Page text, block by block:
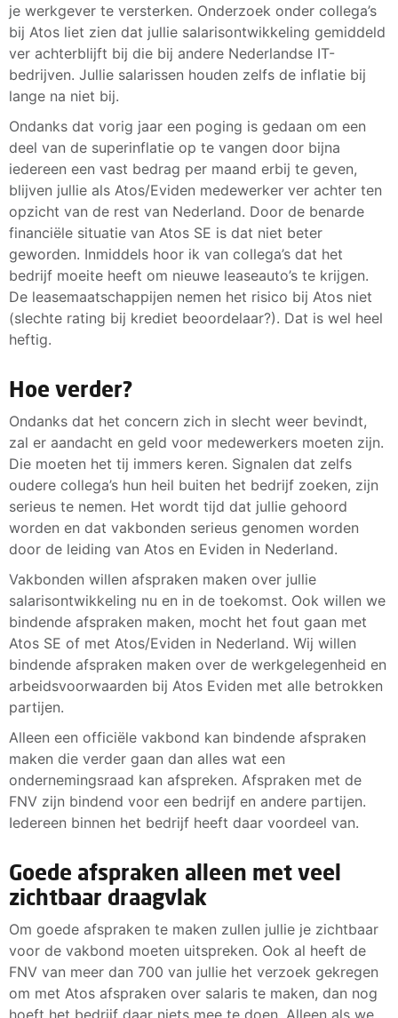
je werkgever te versterken. Onderzoek onder collega’s
bij Atos liet zien dat jullie salarisontwikkeling gemiddeld
ver achterblijft bij die bij andere Nederlandse IT-
bedrijven. Jullie salarissen houden zelfs de inflatie bij
lange na niet bij.
Ondanks dat vorig jaar een poging is gedaan om een
deel van de superinflatie op te vangen door bijna
iedereen een vast bedrag per maand erbij te geven,
blijven jullie als Atos/Eviden medewerker ver achter ten
opzicht van de rest van Nederland. Door de benarde
financiële situatie van Atos SE is dat niet beter
geworden. Inmiddels hoor ik van collega’s dat het
bedrijf moeite heeft om nieuwe leaseauto’s te krijgen.
De leasemaatschappijen nemen het risico bij Atos niet
(slechte rating bij krediet beoordelaar?). Dat is wel heel
heftig.
Hoe verder?
Ondanks dat het concern zich in slecht weer bevindt,
zal er aandacht en geld voor medewerkers moeten zijn.
Die moeten het tij immers keren. Signalen dat zelfs
oudere collega’s hun heil buiten het bedrijf zoeken, zijn
serieus te nemen. Het wordt tijd dat jullie gehoord
worden en dat vakbonden serieus genomen worden
door de leiding van Atos en Eviden in Nederland.
Vakbonden willen afspraken maken over jullie
salarisontwikkeling nu en in de toekomst. Ook willen we
bindende afspraken maken, mocht het fout gaan met
Atos SE of met Atos/Eviden in Nederland. Wij willen
bindende afspraken maken over de werkgelegenheid en
arbeidsvoorwaarden bij Atos Eviden met alle betrokken
partijen.
Alleen een officiële vakbond kan bindende afspraken
maken die verder gaan dan alles wat een
ondernemingsraad kan afspreken. Afspraken met de
FNV zijn bindend voor een bedrijf en andere partijen.
Iedereen binnen het bedrijf heeft daar voordeel van.
Goede afspraken alleen met veel
zichtbaar draagvlak
Om goede afspraken te maken zullen jullie je zichtbaar
voor de vakbond moeten uitspreken. Ook al heeft de
FNV van meer dan 700 van jullie het verzoek gekregen
om met Atos afspraken over salaris te maken, dan nog
hoeft het bedrijf daar niets mee te doen. Alleen als we